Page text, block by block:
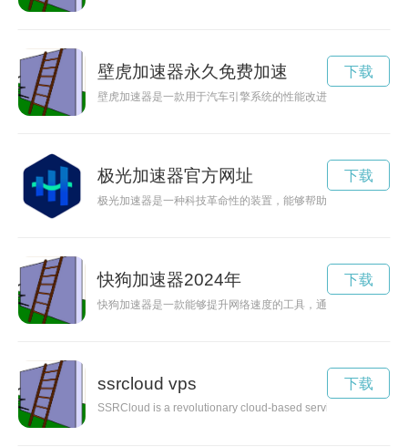
壁虎加速器永久免费加速
壁虎加速器是一款用于汽车引擎系统的性能改进设备，可以提
下载
极光加速器官方网址
极光加速器是一种科技革命性的装置，能够帮助人类探索未知世
下载
快狗加速器2024年
快狗加速器是一款能够提升网络速度的工具，通过优化网络连
下载
ssrcloud vps
SSRCloud is a revolutionary cloud-based service that
下载